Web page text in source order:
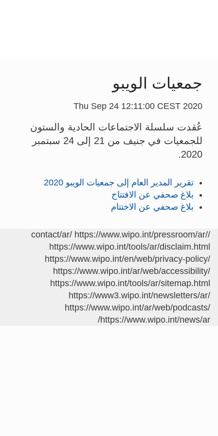
جمعيات الويبو
Thu Sep 24 12:11:00 CEST 2020
عُقدت سلسلة الاجتماعات الحادية والستون
للجمعيات في جنيف من 21 إلى 24 سبتمبر
2020.
تقرير المدير العام إلى جمعيات الويبو 2020
بلاغ صحفي عن الافتتاح
بلاغ صحفي عن الاختتام
/contact/ar/
https://www.wipo.int/pressroom/ar/
https://www.wipo.int/tools/ar/disclaim.html
https://www.wipo.int/en/web/privacy-policy/
https://www.wipo.int/ar/web/accessibility/
https://www.wipo.int/tools/ar/sitemap.html
https://www3.wipo.int/newsletters/ar/
https://www.wipo.int/ar/web/podcasts/
https://www.wipo.int/news/ar/